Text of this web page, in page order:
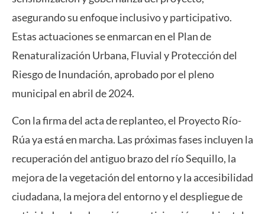
asegurando su enfoque inclusivo y participativo.
Estas actuaciones se enmarcan en el Plan de
Renaturalización Urbana, Fluvial y Protección del
Riesgo de Inundación, aprobado por el pleno
municipal en abril de 2024.
Con la firma del acta de replanteo, el Proyecto Río-
Rúa ya está en marcha. Las próximas fases incluyen la
recuperación del antiguo brazo del río Sequillo, la
mejora de la vegetación del entorno y la accesibilidad
ciudadana, la mejora del entorno y el despliegue de